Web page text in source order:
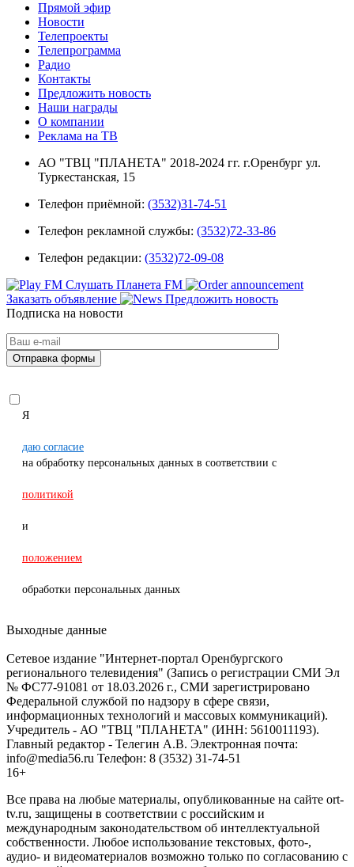
Прямой эфир
Новости
Телепроекты
Телепрограмма
Радио
Контакты
Предложить новость
Наши награды
О компании
Реклама на ТВ
АО "ТВЦ "ПЛАНЕТА" 2018-2024 гг. г.Оренбург ул.
Туркестанская, 15
Телефон приёмной: (3532)31-74-51
Телефон рекламной службы: (3532)72-33-86
Телефон редакции: (3532)72-09-08
Слушать Планета FM
Заказать объявление
Предложить новость
Подписка на новости
Я
даю согласие
на обработку персональных данных в соответствии с
политикой
и
положением
обработки персональных данных
Выходные данные
Сетевое издание "Интернет-портал Оренбургского
регионального телевидения" (Запись о регистрации СМИ Эл
№ ФС77-91081 от 18.03.2026 г., СМИ зарегистрировано
Федеральной службой по надзору в сфере связи,
информационных технологий и массовых коммуникаций).
Учредитель - АО "ТВЦ "ПЛАНЕТА" (ИНН: 5610011193).
Главный редактор - Телегин А.В. Электронная почта:
info@media56.ru Телефон: 8 (3532) 31-74-51
16+
Все права на любые материалы, опубликованные на сайте ort-
tv.ru, защищены в соответствии с российским и
международным законодательством об интеллектуальной
собственности. Любое использование текстовых, фото-,
аудио- и видеоматериалов возможно только по согласованию с